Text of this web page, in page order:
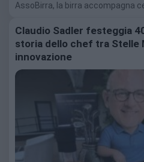
AssoBirra, la birra accompagna
Claudio Sadler festeggia
storia dello chef tra Stelle
innovazione